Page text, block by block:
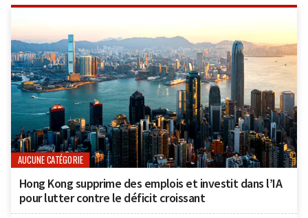
AUCUNE CATÉGORIE
Hong Kong supprime des emplois et investit dans l’IA
pour lutter contre le déficit croissant